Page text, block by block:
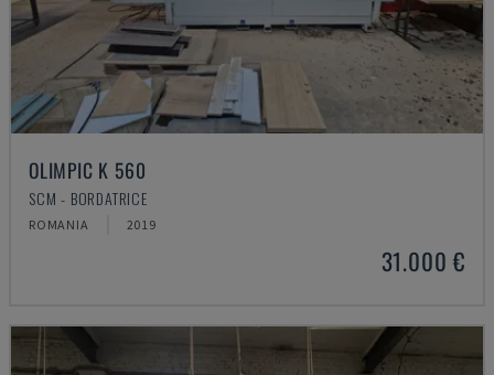
OLIMPIC K 560
SCM - BORDATRICE
ROMANIA 2019
31.000 €